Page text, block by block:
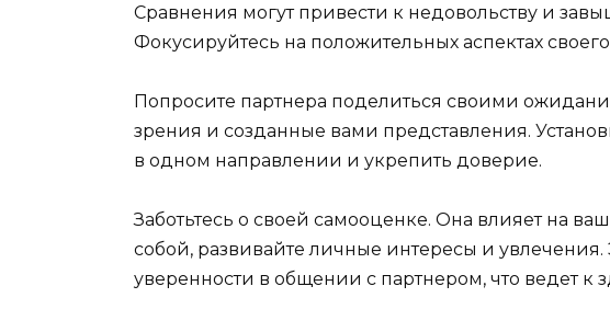
Сравнения могут привести к недовольству и
Фокусируйтесь на положительных аспектах
Попросите партнера поделиться своими
зрения и созданные вами представления.
в одном направлении и укрепить доверие.
Заботьтесь о своей самооценке. Она влияет на
собой, развивайте личные интересы и увлечения.
уверенности в общении с партнером, что ведет